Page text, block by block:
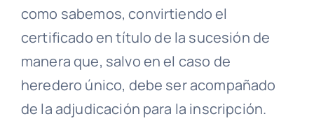
como sabemos, convirtiendo el
certificado en título de la sucesión de
manera que, salvo en el caso de
heredero único, debe ser acompañado
de la adjudicación para la inscripción.